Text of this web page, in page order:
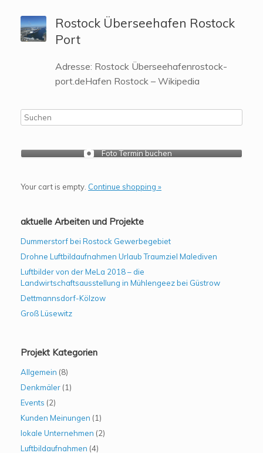
Rostock Überseehafen Rostock
Port
Adresse: Rostock Überseehafenrostock-
port.deHafen Rostock – Wikipedia
Foto Termin buchen
Your cart is empty. Continue shopping »
aktuelle Arbeiten und Projekte
Dummerstorf bei Rostock Gewerbegebiet
Drohne Luftbildaufnahmen Urlaub Traumziel Malediven
Luftbilder von der MeLa 2018 – die
Landwirtschaftsausstellung in Mühlengeez bei Güstrow
Dettmannsdorf-Kölzow
Groß Lüsewitz
Projekt Kategorien
Allgemein (8)
Denkmäler (1)
Events (2)
Kunden Meinungen (1)
lokale Unternehmen (2)
Luftbildaufnahmen (4)